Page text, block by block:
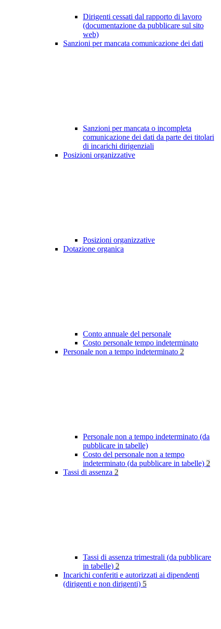
Dirigenti cessati dal rapporto di lavoro
(documentazione da pubblicare sul sito
web)
Sanzioni per mancata comunicazione dei dati
Sanzioni per mancata o incompleta
comunicazione dei dati da parte dei titolari
di incarichi dirigenziali
Posizioni organizzative
Posizioni organizzative
Dotazione organica
Conto annuale del personale
Costo personale tempo indeterminato
Personale non a tempo indeterminato 2
Personale non a tempo indeterminato (da
pubblicare in tabelle)
Costo del personale non a tempo
indeterminato (da pubblicare in tabelle) 2
Tassi di assenza 2
Tassi di assenza trimestrali (da pubblicare
in tabelle) 2
Incarichi conferiti e autorizzati ai dipendenti
(dirigenti e non dirigenti) 5